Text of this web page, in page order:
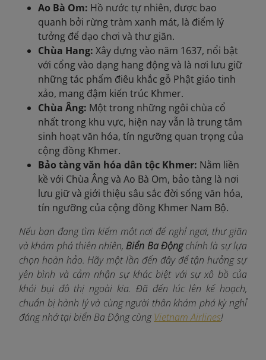
Ao Bà Om: Hồ nước tự nhiên, được bao
quanh bởi rừng tràm xanh mát, là điểm lý
tưởng để dạo chơi và thư giãn.
Chùa Hang: Xây dựng vào năm 1637, nổi bật
với cổng vào dạng hang động và là nơi lưu giữ
những tác phẩm điêu khắc gỗ Phật giáo tinh
xảo, mang đậm kiến trúc Khmer.
Chùa Âng: Một trong những ngôi chùa cổ
nhất trong khu vực, hiện nay vẫn là trung tâm
sinh hoạt văn hóa, tín ngưỡng quan trọng của
cộng đồng Khmer.
Bảo tàng văn hóa dân tộc Khmer: Nằm liền
kề với Chùa Âng và Ao Bà Om, bảo tàng là nơi
lưu giữ và giới thiệu sâu sắc đời sống văn hóa,
tín ngưỡng của cộng đồng Khmer Nam Bộ.
Nếu bạn đang tìm kiếm một nơi để nghỉ ngơi, thư giãn
và khám phá thiên nhiên,Biển Ba Độngchính là sự lựa
chọn hoàn hảo. Hãy một lần đến đây để tận hưởng sự
yên bình và cảm nhận sự khác biệt với sự xô bồ của
khói bụi đô thị ngoài kia. Đã đến lúc lên kế hoạch,
chuẩn bị hành lý và cùng người thân khám phá kỳ nghỉ
đáng nhớ tại biển Ba Động cùngVietnam Airlines!